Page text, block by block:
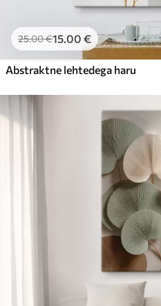
25.00€15.00 €
Abstraktne lehtedega haru